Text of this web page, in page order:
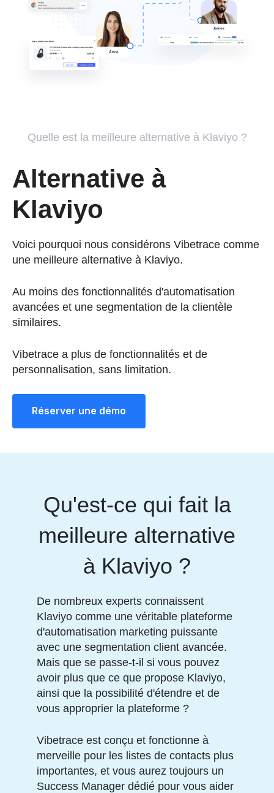
Alternative à
Klaviyo
Voici pourquoi nous considérons Vibetrace comme
une meilleure alternative à Klaviyo.
Au moins des fonctionnalités d'automatisation
avancées et une segmentation de la clientèle
similaires.
Vibetrace a plus de fonctionnalités et de
personnalisation, sans limitation.
Réserver une démo
Quelle est la meilleure alternative à Klaviyo ?
Qu'est-ce qui fait la
meilleure alternative
à Klaviyo ?
De nombreux experts connaissent
Klaviyo comme une véritable plateforme
d'automatisation marketing puissante
avec une segmentation client avancée.
Mais que se passe-t-il si vous pouvez
avoir plus que ce que propose Klaviyo,
ainsi que la possibilité d'étendre et de
vous approprier la plateforme ?
Vibetrace est conçu et fonctionne à
merveille pour les listes de contacts plus
importantes, et vous aurez toujours un
Success Manager dédié pour vous aider